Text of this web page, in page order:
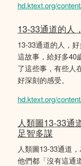
hd.ktext.org/
13-33通道的人
13-33通道的人，
這故事，給好多40
了這些事，有些人
好深刻的感受。
hd.ktext.org/
人類圖13-33通
足智多謀
人類圖13-33通道
他們都「沒有這通